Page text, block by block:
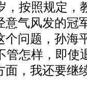
按照规定，
气风发的冠
问题，孙海
管怎样，即使
面，我还要继